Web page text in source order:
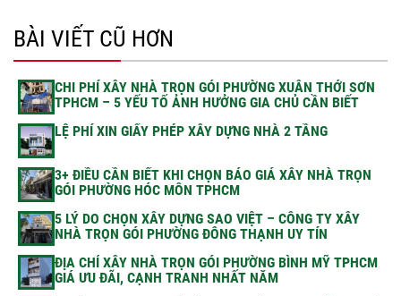
BÀI VIẾT CŨ HƠN
CHI PHÍ XÂY NHÀ TRỌN GÓI PHƯỜNG XUÂN THỚI SƠN
TPHCM – 5 YẾU TỐ ẢNH HƯỞNG GIA CHỦ CẦN BIẾT
LỆ PHÍ XIN GIẤY PHÉP XÂY DỰNG NHÀ 2 TẦNG
3+ ĐIỀU CẦN BIẾT KHI CHỌN BÁO GIÁ XÂY NHÀ TRỌN
GÓI PHƯỜNG HÓC MÔN TPHCM
5 LÝ DO CHỌN XÂY DỰNG SAO VIỆT – CÔNG TY XÂY
NHÀ TRỌN GÓI PHƯỜNG ĐÔNG THẠNH UY TÍN
ĐỊA CHỈ XÂY NHÀ TRỌN GÓI PHƯỜNG BÌNH MỸ TPHCM
GIÁ ƯU ĐÃI, CẠNH TRANH NHẤT NĂM